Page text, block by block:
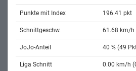
Punkte mit Index 196.41 pkt
Schnittgeschw. 61.68 km/h
JoJo-Anteil 40 % (49
Liga Schnitt 0.00 km/h